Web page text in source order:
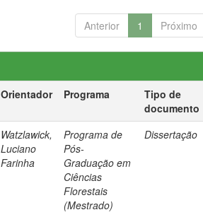
Anterior 1 Próximo
Orientador Programa
Tipo de
documento
Watzlawick,
Luciano
Farinha
Programa de
Pós-
Graduação em
Ciências
Florestais
(Mestrado)
Dissertação